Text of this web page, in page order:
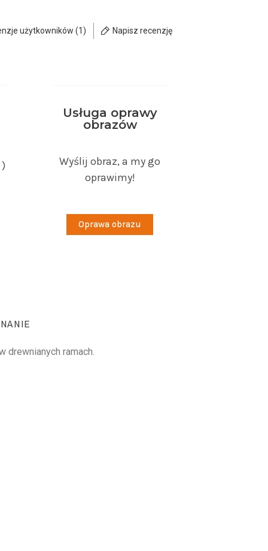
użytkowników (1) Napisz recenzję
Usługa oprawy
obrazów
Wyślij obraz, a my go
oprawimy!
Oprawa obrazu
drewnianych ramach.